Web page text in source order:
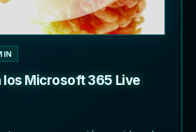
los Microsoft 365 Live